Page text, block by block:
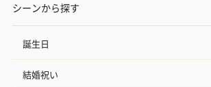
シーンから探す
誕生日
結婚祝い